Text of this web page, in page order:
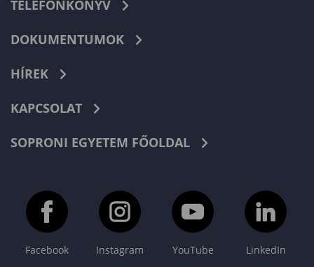
TELEFONKÖNYV
DOKUMENTUMOK
HÍREK
KAPCSOLAT
SOPRONI EGYETEM FŐOLDAL
Facebook Instagram YouTube LinkedIn